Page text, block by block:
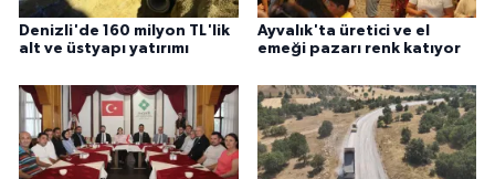
Denizli'de 160 milyon TL'lik
alt ve üstyapı yatırımı
Ayvalık'ta üretici ve el
emeği pazarı renk katıyor